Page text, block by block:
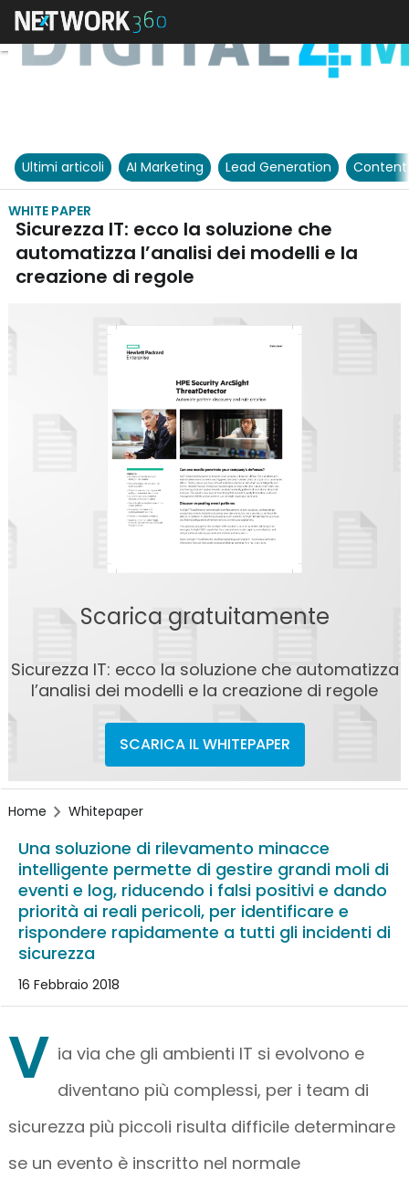
Ultimi articoli AI Marketing Lead Generation
WHITE PAPER
Sicurezza IT: ecco la soluzione che
automatizza l’analisi dei modelli e la
creazione di regole
Scarica gratuitamente
Sicurezza IT: ecco la soluzione che automatizza
l’analisi dei modelli e la creazione di regole
SCARICA IL WHITEPAPER
Home Whitepaper
Una soluzione di rilevamento minacce
intelligente permette di gestire grandi moli di
eventi e log, riducendo i falsi positivi e dando
priorità ai reali pericoli, per identificare e
rispondere rapidamente a tutti gli incidenti di
sicurezza
16 Febbraio 2018
V ia via che gli ambienti IT si evolvono e
diventano più complessi, per i team di
sicurezza più piccoli risulta difficile determinare
se un evento è inscritto nel normale